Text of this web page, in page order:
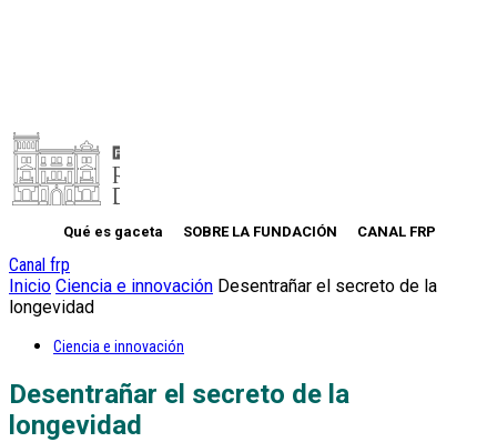
Qué es gaceta SOBRE LA FUNDACIÓN CANAL FRP
Canal frp
Inicio Ciencia e innovación Desentrañar el secreto de la
longevidad
Ciencia e innovación
Desentrañar el secreto de la
longevidad